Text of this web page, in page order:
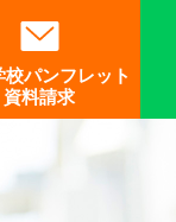
校パンフレット
資料請求